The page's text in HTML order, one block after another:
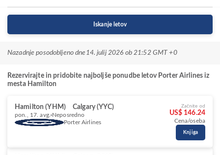
Iskanje letov
Nazadnje posodobljeno dne 14. julij 2026 ob 21:52 GMT +0
Rezervirajte in pridobite najboljše ponudbe letov Porter Airlines iz
mesta Hamilton
Hamilton (YHM) Calgary (YYC)
pon., 17. avg. Neposredno
Porter Airlines
Začnite od
US$ 146.24
Cena/oseba
Knjiga